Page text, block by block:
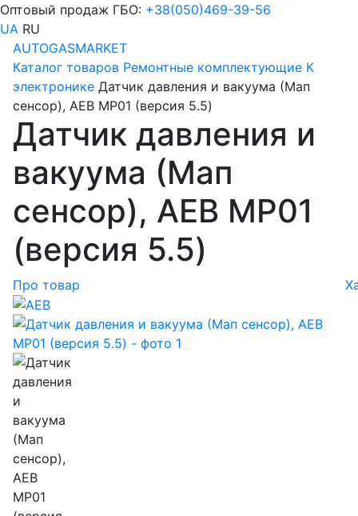
Оптовый продаж ГБО: +38(050)469-39-56
UA RU
AUTOGASMARKET
Каталог товаров Ремонтные комплектующие К
электронике Датчик давления и вакуума (Мап
сенсор), AEB MP01 (версия 5.5)
Датчик давления и
вакуума (Мап
сенсор), AEB MP01
(версия 5.5)
Про товар